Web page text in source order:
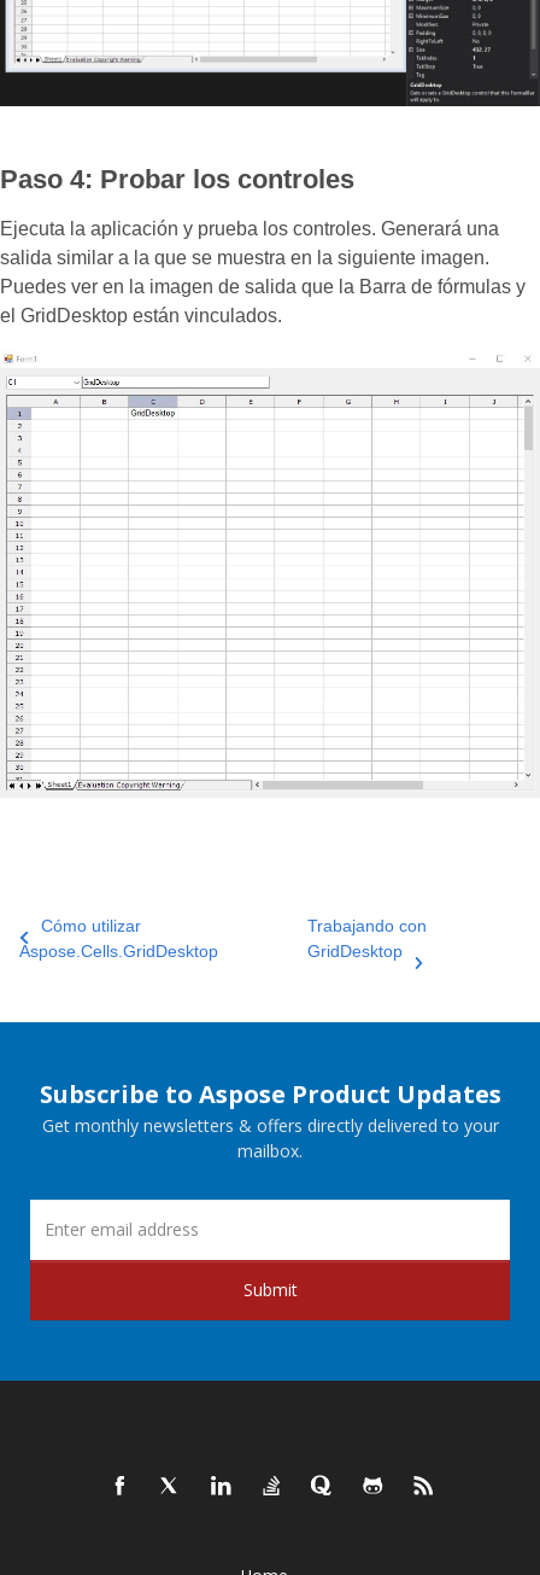
Paso 4: Probar los controles
Ejecuta la aplicación y prueba los controles. Generará una
salida similar a la que se muestra en la siguiente imagen.
Puedes ver en la imagen de salida que la Barra de fórmulas y
el GridDesktop están vinculados.
Cómo utilizar
Aspose.Cells.GridDesktop
Trabajando con
GridDesktop
Subscribe to Aspose Product Updates
Get monthly newsletters & offers directly delivered to your
mailbox.
Submit